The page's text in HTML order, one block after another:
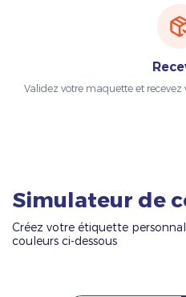
Validez votre maquette et recevez
Simulateur de
Créez votre étiquette
couleurs ci-dessous